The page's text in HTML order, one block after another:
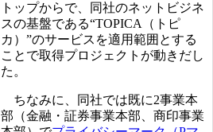
トップからで、同社のネットビジネ
スの基盤である“TOPICA（トピ
カ）”のサービスを適用範囲とする
ことで取得プロジェクトが動きだし
た。
ちなみに、同社では既に2事業本
部（金融・証券事業本部、商印事業